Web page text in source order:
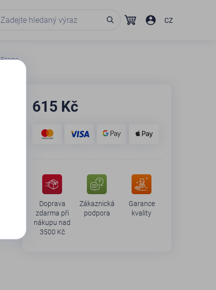
CZ
615 Kč
Doprava
zdarma při
nákupu nad
3500 Kč
Zákaznická
podpora
Garance
kvality